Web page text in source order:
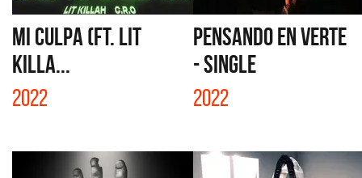
MI CULPA (FT. LIT
KILLA...
2022
PENSANDO EN VERTE
- SINGLE
2022